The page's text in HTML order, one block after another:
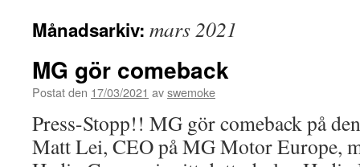
Månadsarkiv: mars 2021
MG gör comeback
Postat den 17/03/2021 avswemoke
Press-Stopp!! MG gör comeback på
Matt Lei, CEO på MG Motor Europe,